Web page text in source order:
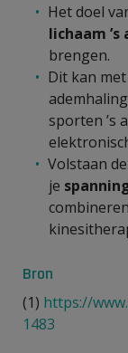
Het doel
lichaam
brengen.
Dit kan
sporten ’s
Volstaan
je
Bron
(1) https://
1483